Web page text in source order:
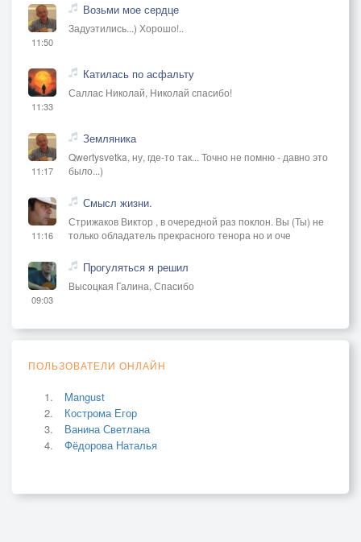
11:50
Возьми мое сердце
Задуэтились...) Хорошо!..
11:33
Катилась по асфальту
Саллас Николай, Николай спасибо!
11:17
Земляника
Qwertysvetka, ну, где-то так... Точно не помню - давно это
было...)
11:16
Смысл жизни.
Стрижаков Виктор , в очередной раз поклон. Вы (Ты) не
только обладатель прекрасного тенора но и оче
09:03
Прогуляться я решил
Высоцкая Галина, Спасибо
ПОЛЬЗОВАТЕЛИ ОНЛАЙН
Mangust
Кострома Егор
Ванина Светлана
Фёдорова Наталья